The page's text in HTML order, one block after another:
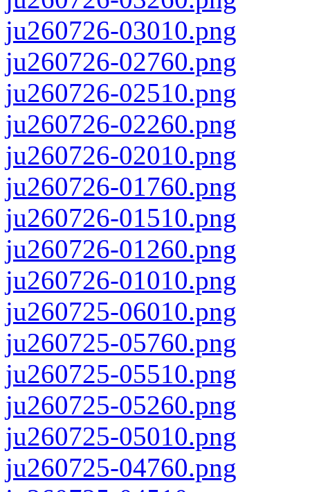
ju260726-03010.png
ju260726-02760.png
ju260726-02510.png
ju260726-02260.png
ju260726-02010.png
ju260726-01760.png
ju260726-01510.png
ju260726-01260.png
ju260726-01010.png
ju260725-06010.png
ju260725-05760.png
ju260725-05510.png
ju260725-05260.png
ju260725-05010.png
ju260725-04760.png